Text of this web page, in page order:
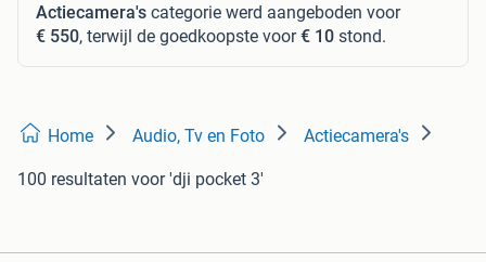
Actiecamera's categorie werd aangeboden voor
€ 550, terwijl de goedkoopste voor€ 10 stond.
Home Audio, Tv en Foto Actiecamera's
100 resultaten voor 'dji pocket 3'